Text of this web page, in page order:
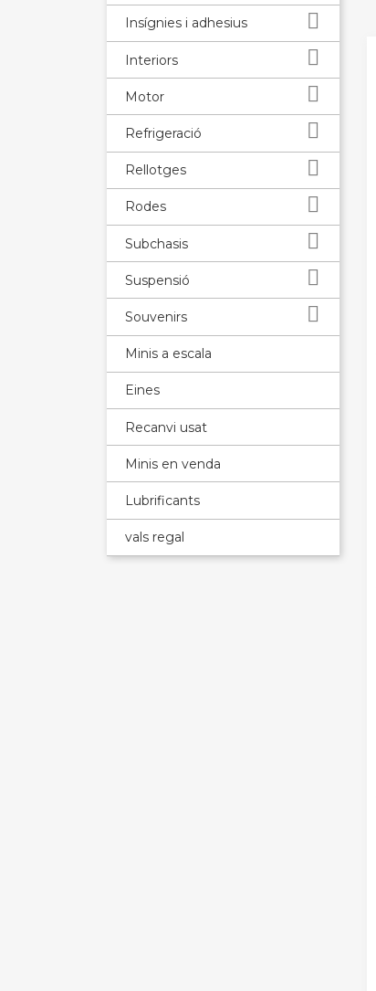
Insígnies i adhesius 
Interiors 
Motor 
Refrigeració 
Rellotges 
Rodes 
Subchasis 
Suspensió 
Souvenirs 
Minis a escala
Eines
Recanvi usat
Minis en venda
Lubrificants
vals regal